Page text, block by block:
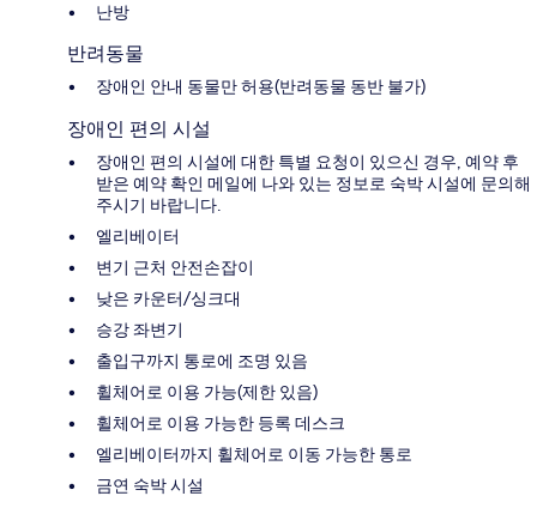
난방
반려동물
장애인 안내 동물만 허용(반려동물 동반 불가)
장애인 편의 시설
장애인 편의 시설에 대한 특별 요청이 있으신 경우, 예약 후
받은 예약 확인 메일에 나와 있는 정보로 숙박 시설에 문의해
주시기 바랍니다.
엘리베이터
변기 근처 안전손잡이
낮은 카운터/싱크대
승강 좌변기
출입구까지 통로에 조명 있음
휠체어로 이용 가능(제한 있음)
휠체어로 이용 가능한 등록 데스크
엘리베이터까지 휠체어로 이동 가능한 통로
금연 숙박 시설